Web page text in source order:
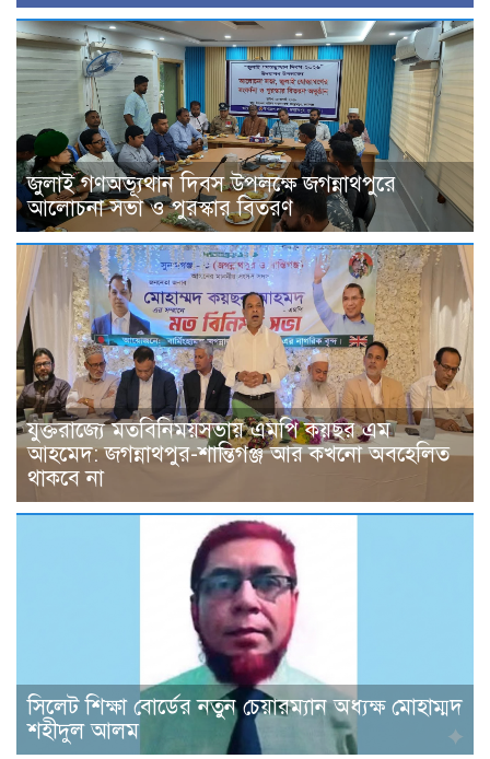
জুলাই গণঅভ্যূথান দিবস উপলক্ষে জগন্নাথপুরে
আলোচনা সভা ও পুরস্কার বিতরণ
যুক্তরাজ্যে মতবিনিময়সভায় এমপি কয়ছর এম
আহমেদ: জগন্নাথপুর-শান্তিগঞ্জ আর কখনো অবহেলিত
থাকবে না
সিলেট শিক্ষা বোর্ডের নতুন চেয়ারম্যান অধ্যক্ষ মোহাম্মদ
শহীদুল আলম